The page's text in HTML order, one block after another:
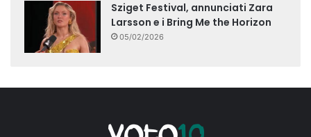
Sziget Festival, annunciati Zara
Larsson e i Bring Me the Horizon
05/02/2026